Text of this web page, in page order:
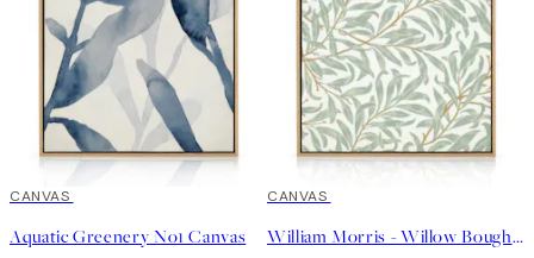
30%*
CANVAS
Aquatic Greenery No1 Canvas
30%*
CANVAS
William Morris - Willow Bough Canvas